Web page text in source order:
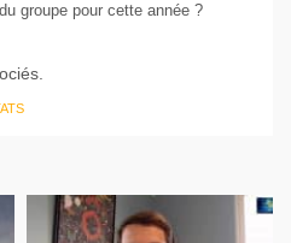
groupe pour cette année ?